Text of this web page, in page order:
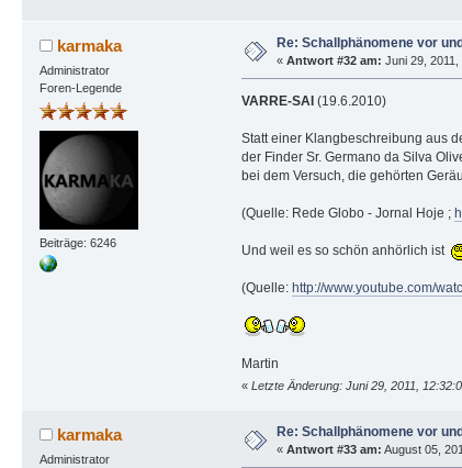
karmaka
Administrator
Foren-Legende
Beiträge: 6246
Re: Schallphänomene vor
« Antwort #32 am: Juni 29, 2011,
VARRE-SAI (19.6.2010)
Statt einer Klangbeschreibung aus
der Finder Sr. Germano da Silva
bei dem Versuch, die gehörten
(Quelle: Rede Globo - Jornal Hoje ;
Und weil es so schön anhörlich ist
(Quelle: http://www.youtube.com/
Martin
« Letzte Änderung: Juni 29, 2011,
karmaka
Administrator
Re: Schallphänomene vor
« Antwort #33 am: August 05,